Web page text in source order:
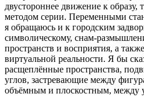
двустороннее движение к образу,
методом серии. Переменными
я обращаюсь и к городским
символическому, снам-
пространств и восприятия, а
виртуальной реальности. Я бы
расщеплённые пространства,
углов, застревающие между
объёмным и плоскостным, между